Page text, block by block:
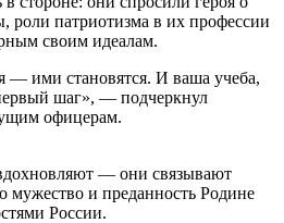
роли патриотизма в их профессии
своим идеалам.
— ими становятся. И ваша учеба,
шаг», — подчеркнул
офицерам.
— они связывают
мужество и преданность Родине
России.